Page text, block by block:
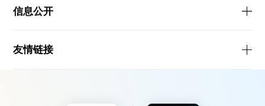
信息公开
友情链接